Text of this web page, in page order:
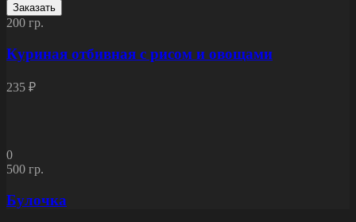
Заказать
200 гр.
Куриная отбивная с рисом и овощами
235 ₽
0
500 гр.
Булочка